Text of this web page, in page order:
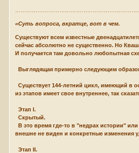
«Суть вопроса, вкратце, вот в чем.
Существуют всем известные
сейчас абсолютно не существенно. Но
И получается там довольно любопытная
Выглядящая примерно следующим
Существует 144-летний цикл, имеющий в
из этапов имеет свое внутреннее, так
Этап I.
Скрытый.
В это время где-то в "недрах истории"
внешне не виден и конкретные изменения
Этап II.